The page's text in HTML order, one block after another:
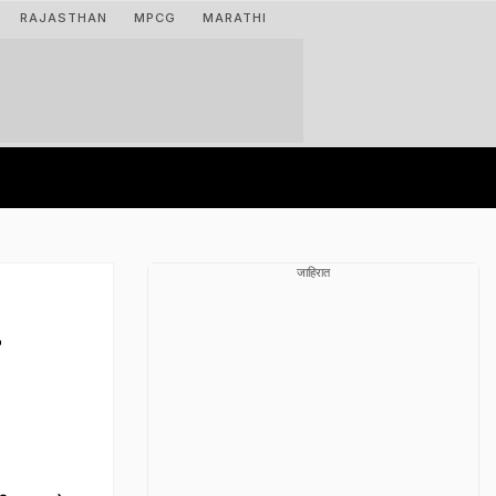
RAJASTHAN MPCG MARATHI
जाहिरात